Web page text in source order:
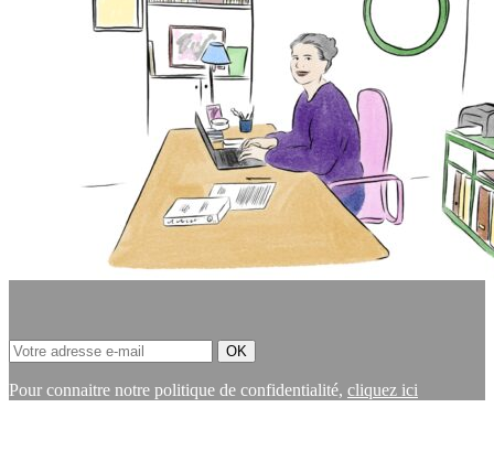
Pour connaitre notre politique de confidentialité, cliquez ici